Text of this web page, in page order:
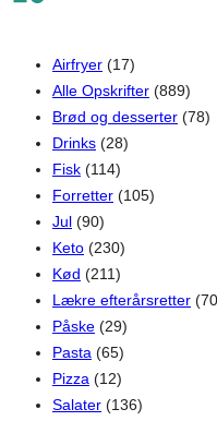
Airfryer (17)
Alle Opskrifter (889)
Brød og desserter (78)
Drinks (28)
Fisk (114)
Forretter (105)
Jul (90)
Keto (230)
Kød (211)
Lækre efterårsretter
Påske (29)
Pasta (65)
Pizza (12)
Salater (136)